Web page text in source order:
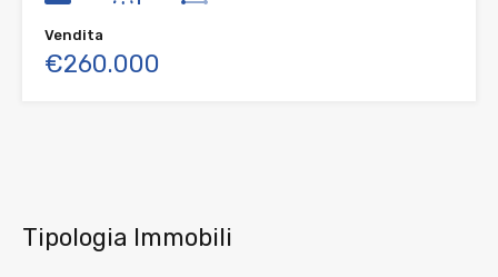
Vendita
€260.000
Tipologia Immobili